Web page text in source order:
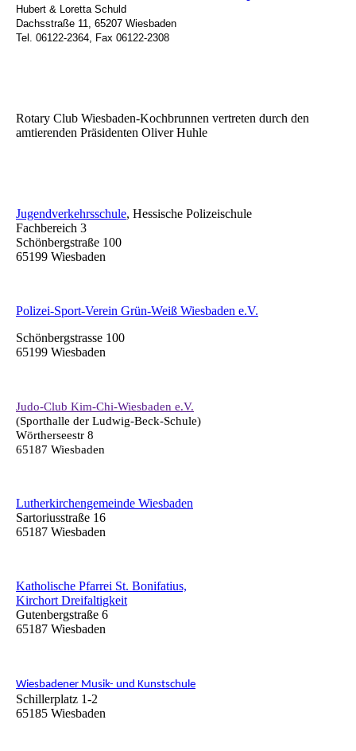
Hubert & Loretta Schuld
Dachsstraße 11, 65207 Wiesbaden
Tel. 06122-2364, Fax 06122-2308
Rotary Club Wiesbaden-Kochbrunnen vertreten durch den
amtierenden Präsidenten Oliver Huhle
Jugendverkehrsschule, Hessische Polizeischule
Fachbereich 3
Schönbergstraße 100
65199 Wiesbaden
Polizei-Sport-Verein Grün-Weiß Wiesbaden e.V.
Schönbergstrasse 100
65199 Wiesbaden
Judo-Club Kim-Chi-Wiesbaden e.V.
(Sporthalle der Ludwig-Beck-Schule)
Wörtherseestr 8
65187 Wiesbaden
Lutherkirchengemeinde Wiesbaden
Sartoriusstraße 16
65187 Wiesbaden
Katholische Pfarrei St. Bonifatius,
Kirchort Dreifaltigkeit
Gutenbergstraße 6
65187 Wiesbaden
Wiesbadener Musik- und Kunstschule
Schillerplatz 1-2
65185 Wiesbaden